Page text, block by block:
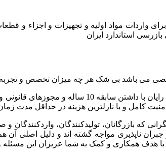
برای واردات مواد اولیه و تجهیزات و اجزاء و
استاندارد ایران
می باشد بی شک هر چه میزان تخصص و تجربه
ما در بازرگانی تجارت گستر
کامل و با نازلترین هزینه در حداقل مدت
که بازرگانان، تولیدکنندگان،
جبران ناپذیری مواجه گشته اند و دلیل
با هدف همکاری و کمک به شما عزیزان این